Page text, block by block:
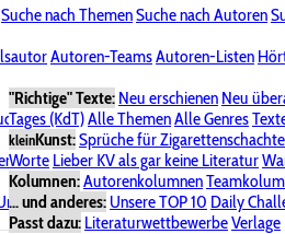
Suche nach ThemenSuche nach Autoren
Autoren-TeamsAutoren-Listen
"Richtige" Texte: Neu erschienen Neu
Tages (KdT)Alle ThemenAlle Genres
kleinKunst:Sprüche für
Worte Lieber KV als gar keine Literatur
Kolumnen:Autorenkolumnen
... und anderes: Unsere TOP 10 Daily
Passt dazu: LiteraturwettbewerbeVerlage
im ForumBereich "KV-Board"Bereich
Spende für KV Unsere
Avatare & BilderStalking